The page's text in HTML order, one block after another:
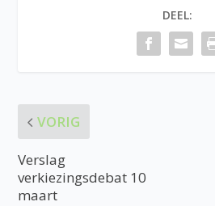
DEEL:
VORIG
Verslag
verkiezingsdebat 10
maart